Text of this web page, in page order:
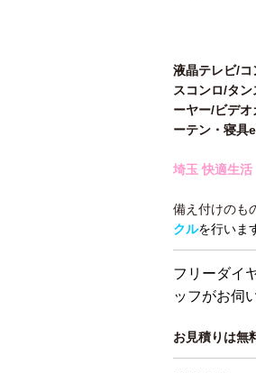
液晶テレビ/
スコンロ/タ
ーヤー/ビデ
ーテン・寝
埼玉 快適生活
備え付けのも
クルを行いま
フリーダイ
ッフがお伺
お見積りは無